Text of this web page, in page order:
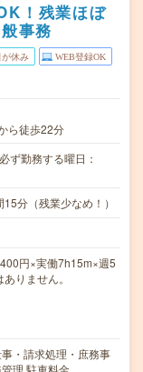
！残業ほぼ
事務
が休み WEB登録OK
ら徒歩22分
ず勤務する曜日：
分（残業少なめ！）
円×実働7h15m×週5
りません。
・請求処理・庶務事
理,駐車料金,…